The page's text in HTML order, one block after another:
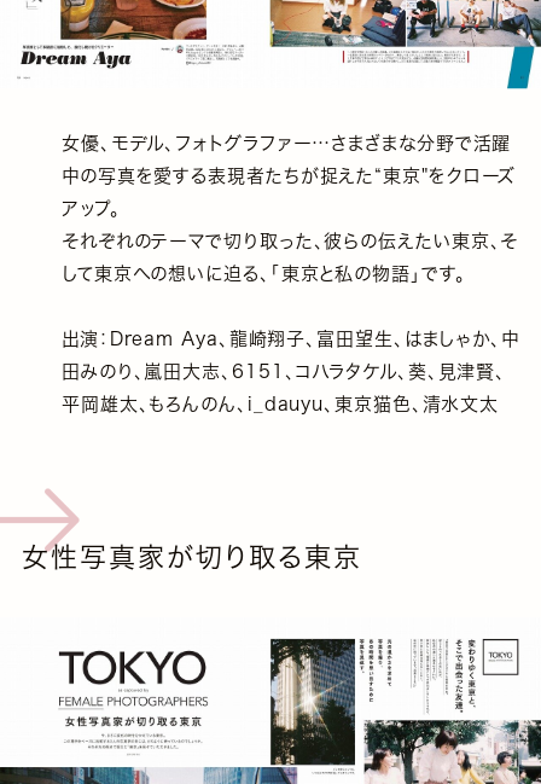
女優、モデル、フォトグラファー…さまざまな分野で活躍
中の写真を愛する表現者たちが捉えた“東京"をクローズ
アップ。
それぞれのテーマで切り取った、彼らの伝えたい東京、そ
して東京への想いに迫る、「東京と私の物語」です。
出演：Dream Aya、龍崎翔子、富田望生、はましゃか、中
田みのり、嵐田大志、6151、コハラタケル、葵、見津賢、
平岡雄太、もろんのん、i_dauyu、東京猫色、清水文太
女性写真家が切り取る東京